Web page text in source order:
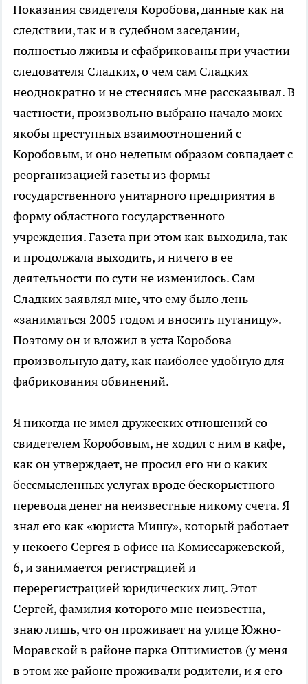
Показания свидетеля Коробова, данные как на
следствии, так и в судебном заседании,
полностью лживы и сфабрикованы при участии
следователя Сладких, о чем сам Сладких
неоднократно и не стесняясь мне рассказывал. В
частности, произвольно выбрано начало моих
якобы преступных взаимоотношений с
Коробовым, и оно нелепым образом совпадает с
реорганизацией газеты из формы
государственного унитарного предприятия в
форму областного государственного
учреждения. Газета при этом как выходила, так
и продолжала выходить, и ничего в ее
деятельности по сути не изменилось. Сам
Сладких заявлял мне, что ему было лень
«заниматься 2005 годом и вносить путаницу».
Поэтому он и вложил в уста Коробова
произвольную дату, как наиболее удобную для
фабрикования обвинений.
Я никогда не имел дружеских отношений со
свидетелем Коробовым, не ходил с ним в кафе,
как он утверждает, не просил его ни о каких
бессмысленных услугах вроде бескорыстного
перевода денег на неизвестные никому счета. Я
знал его как «юриста Мишу», который работает
у некоего Сергея в офисе на Комиссаржевской,
6, и занимается регистрацией и
перерегистрацией юридических лиц. Этот
Сергей, фамилия которого мне неизвестна,
знаю лишь, что он проживает на улице Южно-
Моравской в районе парка Оптимистов (у меня
в этом же районе проживали родители, и я его